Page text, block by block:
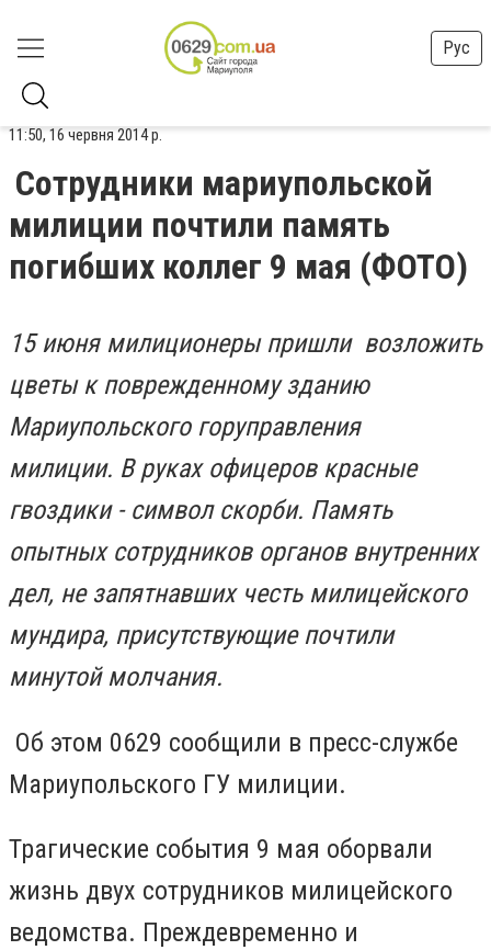
Рус
11:50, 16 червня 2014 р.
Сотрудники мариупольской
милиции почтили память
погибших коллег 9 мая (ФОТО)
15 июня милиционерыпришли возложить
цветы к поврежденному зданию
Мариупольского горуправления
милиции. В руках офицеров красные
гвоздики - символ скорби. Память
опытных сотрудников органов внутренних
дел, не запятнавших честь милицейского
мундира, присутствующие почтили
минутой молчания.
Об этом 0629 сообщили в пресс-службе
Мариупольского ГУ милиции.
Трагические события 9 мая оборвали
жизнь двух сотрудников милицейского
ведомства. Преждевременно и